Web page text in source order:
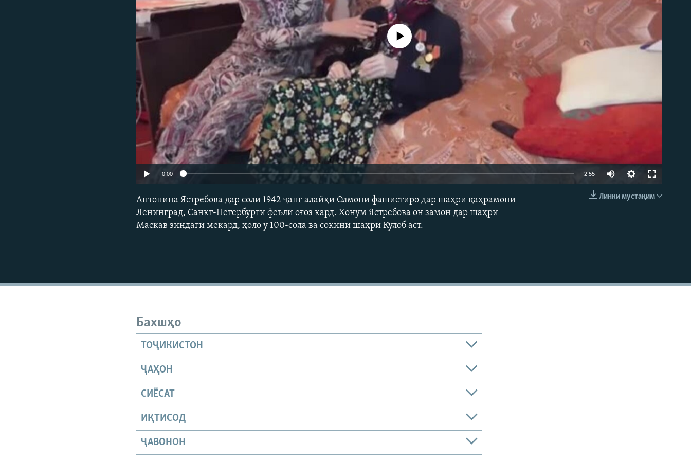
EMBED
Феълан кор намекунад
0:00 2:55
Линки мустақим
Антонина Ястребова дар соли 1942 ҷанг алайҳи Олмони фашистиро дар шаҳри қаҳрамони
Ленинград, Санкт-Петербурги феълӣ оғоз кард. Хонум Ястребова он замон дар шаҳри
Маскав зиндагӣ мекард, ҳоло у 100-сола ва сокини шаҳри Кулоб аст.
Бахшҳо
ТОҶИКИСТОН
ҶАҲОН
СИЁСАТ
ИҚТИСОД
ҶАВОНОН